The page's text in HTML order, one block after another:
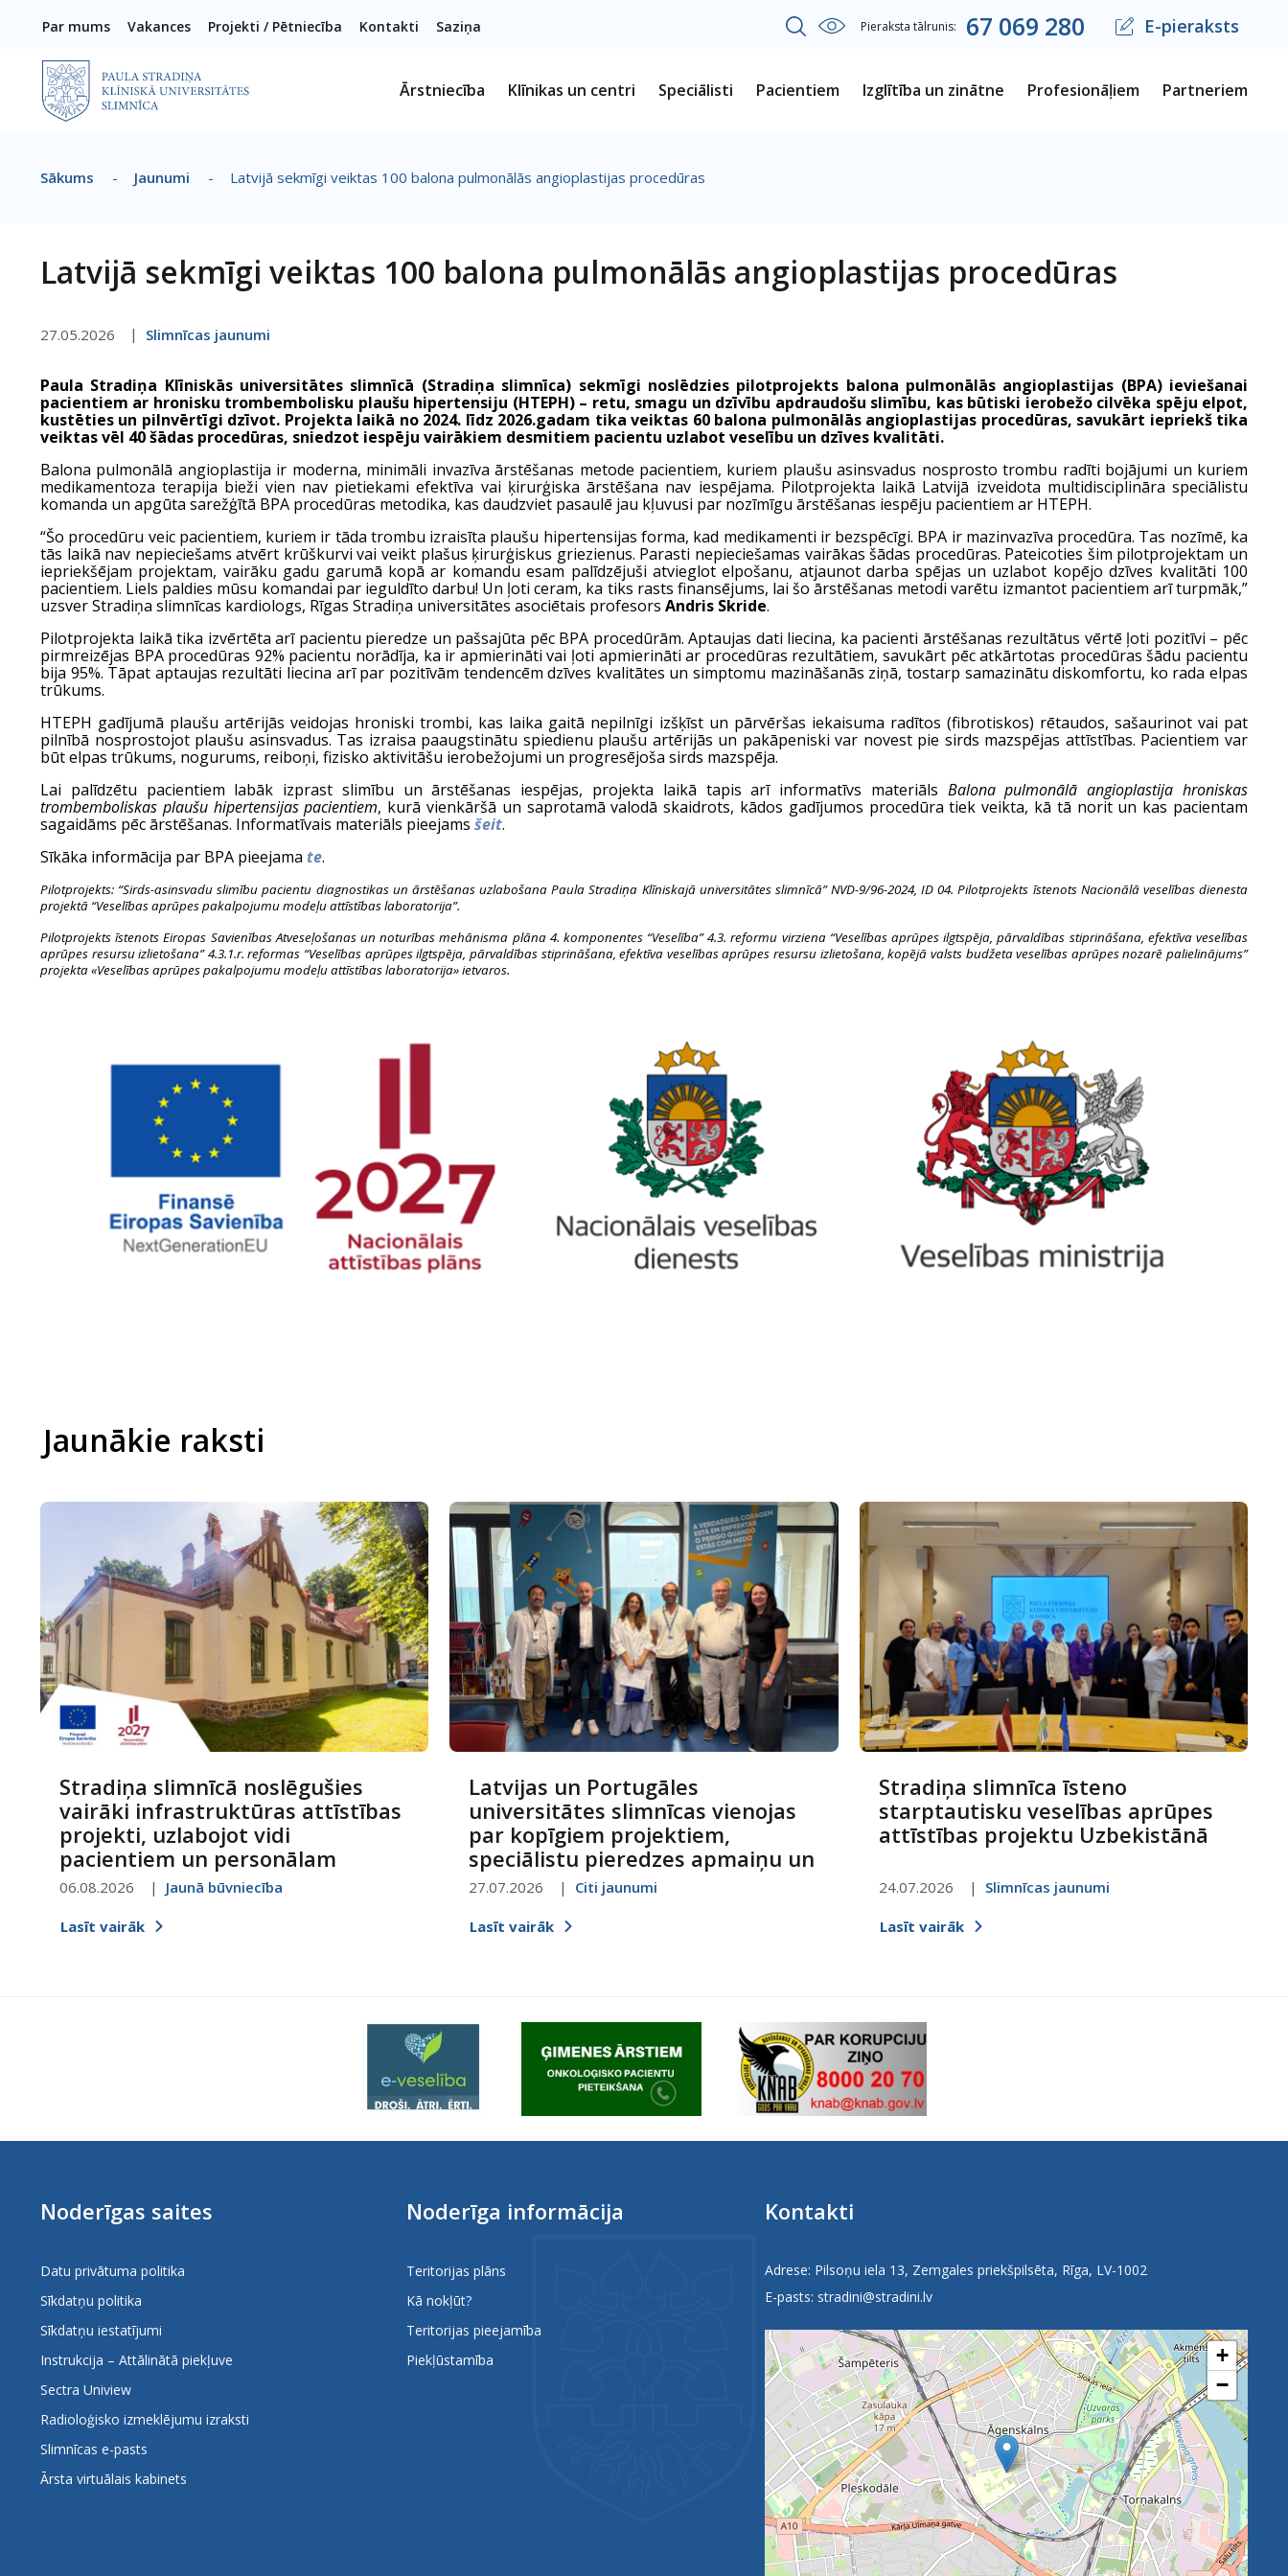
Par mums Vakances Projekti / Pētniecība Kontakti Saziņa Pieraksta tālrunis: 67 069 280 E-pieraksts
Ārstniecība Klīnikas un centri Speciālisti Pacientiem Izglītība un zinātne Profesionāļiem Partneriem
Atpakaļceļš
Sākums - Jaunumi - Latvijā sekmīgi veiktas 100 balona pulmonālās angioplastijas procedūras
Latvijā sekmīgi veiktas 100 balona pulmonālās angioplastijas procedūras
27.05.2026 Slimnīcas jaunumi
Paula Stradiņa Klīniskās universitātes slimnīcā (Stradiņa slimnīca) sekmīgi noslēdzies pilotprojekts balona pulmonālās angioplastijas (BPA) ieviešanai
pacientiem ar hronisku trombembolisku plaušu hipertensiju (HTEPH) – retu, smagu un dzīvību apdraudošu slimību, kas būtiski ierobežo cilvēka spēju elpot,
kustēties un pilnvērtīgi dzīvot. Projekta laikā no 2024. līdz 2026.gadam tika veiktas 60 balona pulmonālās angioplastijas procedūras, savukārt iepriekš tika
veiktas vēl 40 šādas procedūras, sniedzot iespēju vairākiem desmitiem pacientu uzlabot veselību un dzīves kvalitāti.
Balona pulmonālā angioplastija ir moderna, minimāli invazīva ārstēšanas metode pacientiem, kuriem plaušu asinsvadus nosprosto trombu radīti bojājumi un kuriem
medikamentoza terapija bieži vien nav pietiekami efektīva vai ķirurģiska ārstēšana nav iespējama. Pilotprojekta laikā Latvijā izveidota multidisciplināra speciālistu
komanda un apgūta sarežģītā BPA procedūras metodika, kas daudzviet pasaulē jau kļuvusi par nozīmīgu ārstēšanas iespēju pacientiem ar HTEPH.
“Šo procedūru veic pacientiem, kuriem ir tāda trombu izraisīta plaušu hipertensijas forma, kad medikamenti ir bezspēcīgi. BPA ir mazinvazīva procedūra. Tas nozīmē, ka
tās laikā nav nepieciešams atvērt krūškurvi vai veikt plašus ķirurģiskus griezienus. Parasti nepieciešamas vairākas šādas procedūras. Pateicoties šim pilotprojektam un
iepriekšējam projektam, vairāku gadu garumā kopā ar komandu esam palīdzējuši atvieglot elpošanu, atjaunot darba spējas un uzlabot kopējo dzīves kvalitāti 100
pacientiem. Liels paldies mūsu komandai par ieguldīto darbu! Un ļoti ceram, ka tiks rasts finansējums, lai šo ārstēšanas metodi varētu izmantot pacientiem arī turpmāk,”
uzsver Stradiņa slimnīcas kardiologs, Rīgas Stradiņa universitātes asociētais profesors Andris Skride.
Pilotprojekta laikā tika izvērtēta arī pacientu pieredze un pašsajūta pēc BPA procedūrām. Aptaujas dati liecina, ka pacienti ārstēšanas rezultātus vērtē ļoti pozitīvi – pēc
pirmreizējas BPA procedūras 92% pacientu norādīja, ka ir apmierināti vai ļoti apmierināti ar procedūras rezultātiem, savukārt pēc atkārtotas procedūras šādu pacientu
bija 95%. Tāpat aptaujas rezultāti liecina arī par pozitīvām tendencēm dzīves kvalitātes un simptomu mazināšanās ziņā, tostarp samazinātu diskomfortu, ko rada elpas
trūkums.
HTEPH gadījumā plaušu artērijās veidojas hroniski trombi, kas laika gaitā nepilnīgi izšķīst un pārvēršas iekaisuma radītos (fibrotiskos) rētaudos, sašaurinot vai pat
pilnībā nosprostojot plaušu asinsvadus. Tas izraisa paaugstinātu spiedienu plaušu artērijās un pakāpeniski var novest pie sirds mazspējas attīstības. Pacientiem var
būt elpas trūkums, nogurums, reiboņi, fizisko aktivitāšu ierobežojumi un progresējoša sirds mazspēja.
Lai palīdzētu pacientiem labāk izprast slimību un ārstēšanas iespējas, projekta laikā tapis arī informatīvs materiāls Balona pulmonālā angioplastija hroniskas
trombemboliskas plaušu hipertensijas pacientiem, kurā vienkāršā un saprotamā valodā skaidrots, kādos gadījumos procedūra tiek veikta, kā tā norit un kas pacientam
sagaidāms pēc ārstēšanas. Informatīvais materiāls pieejams šeit.
Sīkāka informācija par BPA pieejama te.
Pilotprojekts: “Sirds-asinsvadu slimību pacientu diagnostikas un ārstēšanas uzlabošana Paula Stradiņa Klīniskajā universitātes slimnīcā” NVD-9/96-2024, ID 04. Pilotprojekts īstenots Nacionālā veselības dienesta
projektā “Veselības aprūpes pakalpojumu modeļu attīstības laboratorija”.
Pilotprojekts īstenots Eiropas Savienības Atveseļošanas un noturības mehānisma plāna 4. komponentes “Veselība” 4.3. reformu virziena “Veselības aprūpes ilgtspēja, pārvaldības stiprināšana, efektīva veselības
aprūpes resursu izlietošana” 4.3.1.r. reformas “Veselības aprūpes ilgtspēja, pārvaldības stiprināšana, efektīva veselības aprūpes resursu izlietošana, kopējā valsts budžeta veselības aprūpes nozarē palielinājums”
projekta «Veselības aprūpes pakalpojumu modeļu attīstības laboratorija» ietvaros.
Jaunākie raksti
Stradiņa slimnīcā noslēgušies
vairāki infrastruktūras attīstības
projekti, uzlabojot vidi
pacientiem un personālam
06.08.2026 Jaunā būvniecība
Lasīt vairāk
Latvijas un Portugāles
universitātes slimnīcas vienojas
par kopīgiem projektiem,
speciālistu pieredzes apmaiņu un
digitalizācijas attīstību
27.07.2026 Citi jaunumi
Lasīt vairāk
Stradiņa slimnīca īsteno
starptautisku veselības aprūpes
attīstības projektu Uzbekistānā
24.07.2026 Slimnīcas jaunumi
Lasīt vairāk
Noderīgas saites
Datu privātuma politika
Sīkdatņu politika
Sīkdatņu iestatījumi
Instrukcija – Attālinātā piekļuve
Sectra Uniview
Radioloģisko izmeklējumu izraksti
Slimnīcas e-pasts
Ārsta virtuālais kabinets
Noderīga informācija
Teritorijas plāns
Kā nokļūt?
Teritorijas pieejamība
Piekļūstamība
Kontakti
Adrese: Pilsoņu iela 13, Zemgales priekšpilsēta, Rīga, LV-1002
E-pasts: stradini@stradini.lv
+
−